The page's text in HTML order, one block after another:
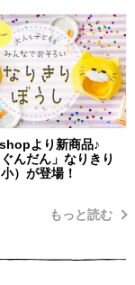
より新商品♪
ぐんだん」なりきり
）が登場！
もっと読む